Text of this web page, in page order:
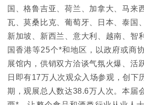
国、格鲁吉亚、荷兰、加拿大、马来
瓦、莫桑比克、葡萄牙、日本、泰国
新加坡、新西兰、意大利、越南、智
国香港等25个*和地区，以政府或商
展馆内，供销双方洽谈气氛火爆、活
日即有17万人次观众入场参观，创下
期，观展总人数达38.6万人次。本届